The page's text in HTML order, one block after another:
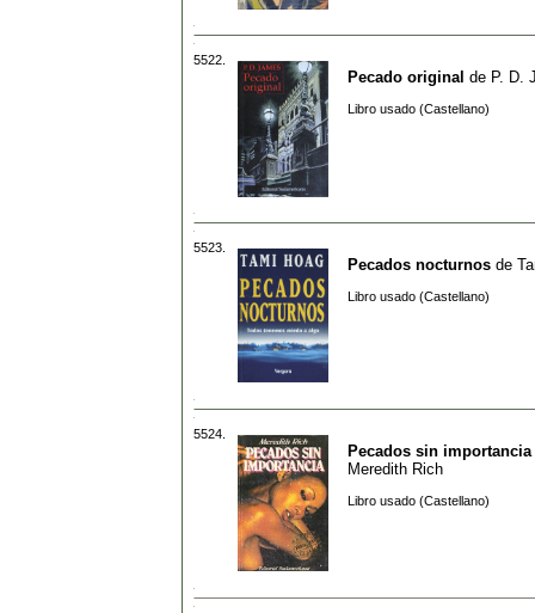
5522.
Pecado original de P. D.
Libro usado (Castellano)
5523.
Pecados nocturnos de
Libro usado (Castellano)
5524.
Pecados sin importancia
Meredith Rich
Libro usado (Castellano)